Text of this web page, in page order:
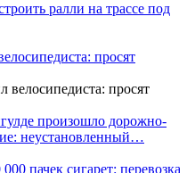
ралли на трассе под
просят
произошло дорожно-
неустановленный…
пачек сигарет: перевозка